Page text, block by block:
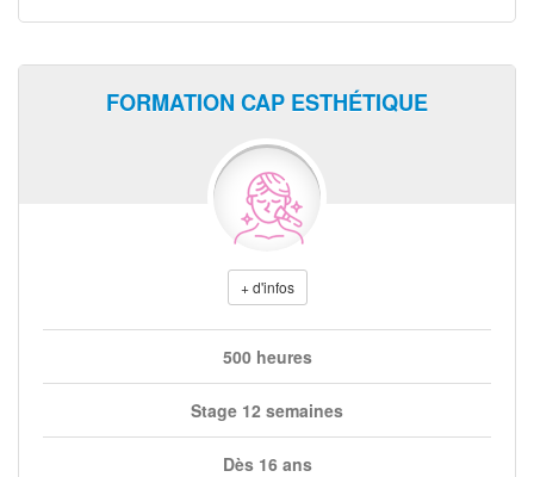
FORMATION CAP ESTHÉTIQUE
+ d'infos
500 heures
Stage 12 semaines
Dès 16 ans